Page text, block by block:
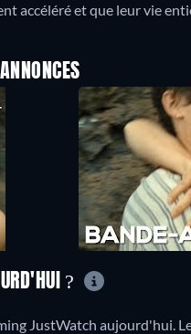
accéléré et que leur vie
?
JustWatch aujourd'hui.